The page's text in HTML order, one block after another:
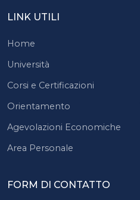
LINK UTILI
Home
Università
Corsi e Certificazioni
Orientamento
Agevolazioni Economiche
Area Personale
FORM DI CONTATTO